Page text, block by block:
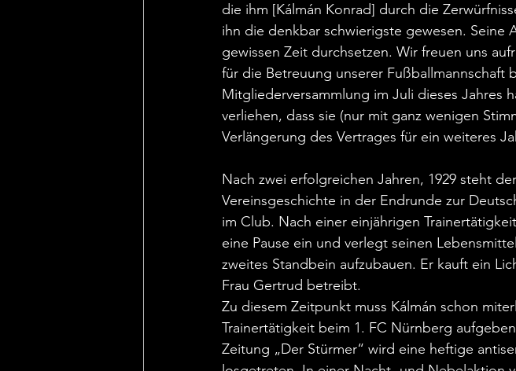
die ihm [Kálmán Konrad] durch die
ihn die denkbar schwierigste gewesen. Seine
gewissen Zeit durchsetzen. Wir freuen uns
für die Betreuung unserer Fußballmannschaft
Mitgliederversammlung im Juli dieses Jahres
verliehen, dass sie (nur mit ganz wenigen
Verlängerung des Vertrages für ein weiteres
Nach zwei erfolgreichen Jahren, 1929 steht
Vereinsgeschichte in der Endrunde zur
im Club. Nach einer einjährigen
eine Pause ein und verlegt seinen
zweites Standbein aufzubauen. Er kauft ein
Frau Gertrud betreibt.
Zu diesem Zeitpunkt muss Kálmán schon
Trainertätigkeit beim 1. FC Nürnberg
Zeitung „Der Stürmer“ wird eine heftige